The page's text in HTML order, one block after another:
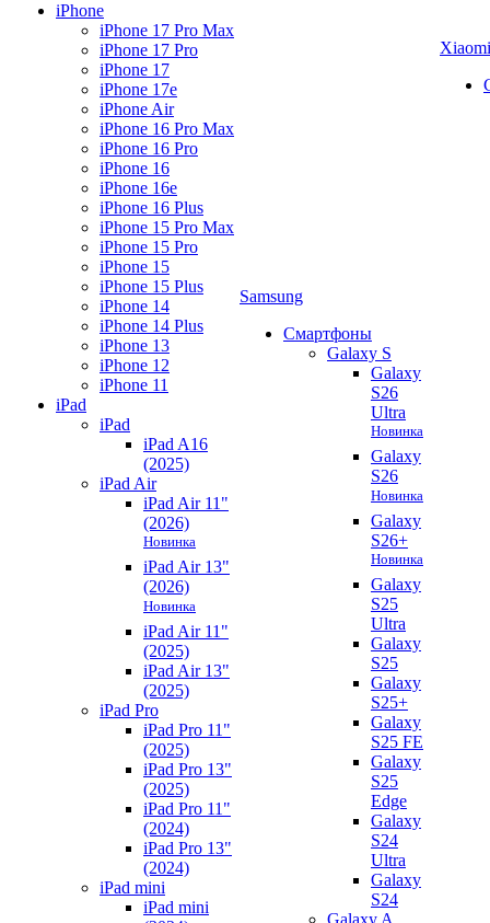
iPhone
iPhone 17 Pro Max
iPhone 17 Pro
iPhone 17
iPhone 17e
iPhone Air
iPhone 16 Pro Max
iPhone 16 Pro
iPhone 16
iPhone 16e
iPhone 16 Plus
iPhone 15 Pro Max
iPhone 15 Pro
iPhone 15
iPhone 15 Plus
iPhone 14
iPhone 14 Plus
iPhone 13
iPhone 12
iPhone 11
iPad
iPad
iPad A16
(2025)
iPad Air
iPad Air 11"
(2026)
Новинка
iPad Air 13"
(2026)
Новинка
iPad Air 11"
(2025)
iPad Air 13"
(2025)
iPad Pro
iPad Pro 11"
(2025)
iPad Pro 13"
(2025)
iPad Pro 11"
(2024)
iPad Pro 13"
(2024)
iPad mini
iPad mini
Samsung
Смартфоны
Galaxy S
Galaxy
S26
Ultra
Новинка
Galaxy
S26
Новинка
Galaxy
S26+
Новинка
Galaxy
S25
Ultra
Galaxy
S25
Galaxy
S25+
Galaxy
S25 FE
Galaxy
S25
Edge
Galaxy
S24
Ultra
Galaxy
S24
Galaxy A
Xiaomi